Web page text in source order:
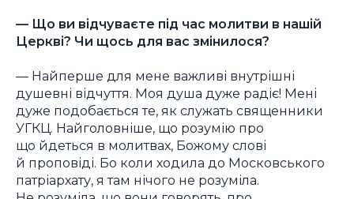
— Що ви відчуваєте під час молитви в нашій
Церкві? Чи щось для вас змінилося?
— Найперше для мене важливі внутрішні
душевні відчуття. Моя душа дуже радіє! Мені
дуже подобається те, як служать священники
УГКЦ. Найголовніше, що розумію про
що йдеться в молитвах, Божому слові
й проповіді. Бо коли ходила до Московського
патріархату, я там нічого не розуміла.